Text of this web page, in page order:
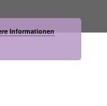
Informationen